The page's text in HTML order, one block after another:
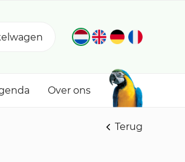
Over ons
Terug